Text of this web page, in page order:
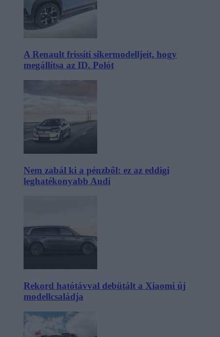
A Renault frissíti sikermodelljeit, hogy
megállítsa az ID. Polót
Nem zabál ki a pénzből: ez az eddigi
leghatékonyabb Audi
Rekord hatótávval debütált a Xiaomi új
modellcsaládja